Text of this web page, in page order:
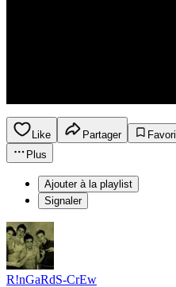
Like Partager
Favori
Plus
Ajouter à la playlist
Signaler
R!nGaRdS-CrEw